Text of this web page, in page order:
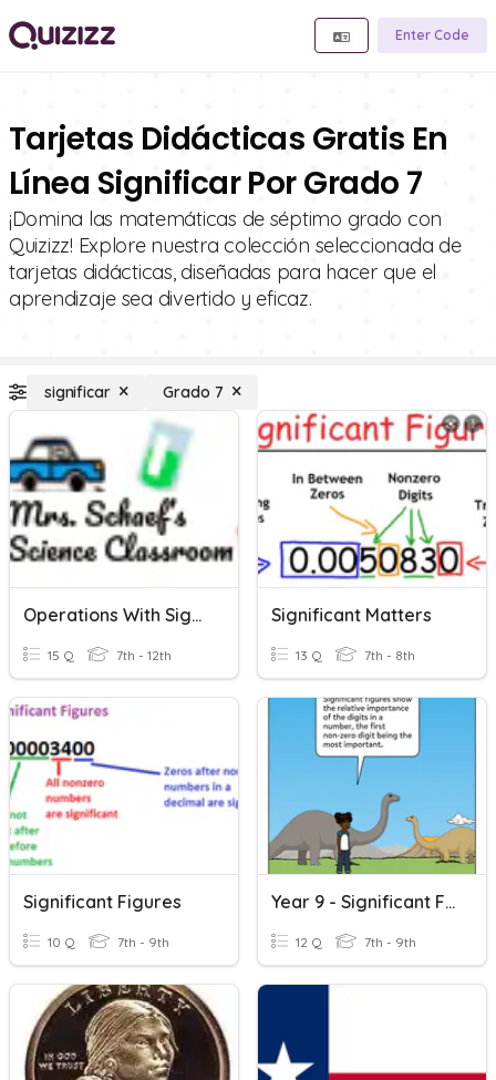
Enter Code
Tarjetas Didácticas Gratis En
Línea Significar Por Grado 7
¡Domina las matemáticas de séptimo grado con
Quizizz! Explore nuestra colección seleccionada de
tarjetas didácticas, diseñadas para hacer que el
aprendizaje sea divertido y eficaz.
significar Grado 7
Operations With Significant Figures
15 Q 7th - 12th
Significant Matters
13 Q 7th - 8th
Significant Figures
10 Q 7th - 9th
Year 9 - Significant Figures
12 Q 7th - 9th